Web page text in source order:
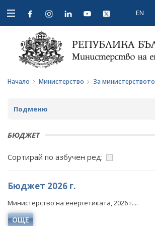
Open
navigation
EN
Начало Министерство За министерството
Подменю
ЗА МИНИСТЕРСТВОТО
ЗА НАС
ИСТОРИЯ
СТРУКТУРА
БЮДЖЕТ
Сортирай по азбучен ред:
Бюджет 2026 г.
Министерство на енергетиката, 2026 г....
ОЩЕ